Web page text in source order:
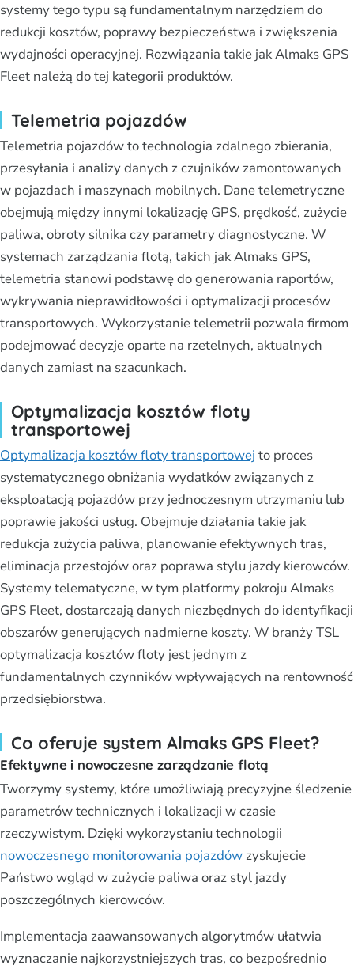
systemy tego typu są fundamentalnym narzędziem do
redukcji kosztów, poprawy bezpieczeństwa i zwiększenia
wydajności operacyjnej. Rozwiązania takie jak Almaks GPS
Fleet należą do tej kategorii produktów.
Telemetria pojazdów
Telemetria pojazdów to technologia zdalnego zbierania,
przesyłania i analizy danych z czujników zamontowanych
w pojazdach i maszynach mobilnych. Dane telemetryczne
obejmują między innymi lokalizację GPS, prędkość, zużycie
paliwa, obroty silnika czy parametry diagnostyczne. W
systemach zarządzania flotą, takich jak Almaks GPS,
telemetria stanowi podstawę do generowania raportów,
wykrywania nieprawidłowości i optymalizacji procesów
transportowych. Wykorzystanie telemetrii pozwala firmom
podejmować decyzje oparte na rzetelnych, aktualnych
danych zamiast na szacunkach.
Optymalizacja kosztów floty
transportowej
Optymalizacja kosztów floty transportowej to proces
systematycznego obniżania wydatków związanych z
eksploatacją pojazdów przy jednoczesnym utrzymaniu lub
poprawie jakości usług. Obejmuje działania takie jak
redukcja zużycia paliwa, planowanie efektywnych tras,
eliminacja przestojów oraz poprawa stylu jazdy kierowców.
Systemy telematyczne, w tym platformy pokroju Almaks
GPS Fleet, dostarczają danych niezbędnych do identyfikacji
obszarów generujących nadmierne koszty. W branży TSL
optymalizacja kosztów floty jest jednym z
fundamentalnych czynników wpływających na rentowność
przedsiębiorstwa.
Co oferuje system Almaks GPS Fleet?
Efektywne i nowoczesne zarządzanie flotą
Tworzymy systemy, które umożliwiają precyzyjne śledzenie
parametrów technicznych i lokalizacji w czasie
rzeczywistym. Dzięki wykorzystaniu technologii
nowoczesnego monitorowania pojazdów zyskujecie
Państwo wgląd w zużycie paliwa oraz styl jazdy
poszczególnych kierowców.
Implementacja zaawansowanych algorytmów ułatwia
wyznaczanie najkorzystniejszych tras, co bezpośrednio